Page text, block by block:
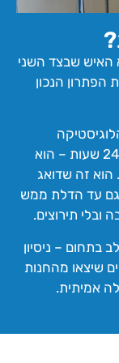
האיש שבצד השני
הפתרון הנכון
והפצה. כשאנחנו מתחייבים לאספקה תוך 24 שעות – הוא
זה שדואג
גם עד הדלת ממש
ובלי תירוצים.
ניסיון משולב בתחום – ניסיון
שיצאו מהחנות
אמיתית.